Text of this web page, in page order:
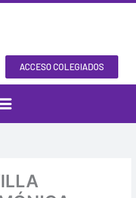
ACCESO COLEGIADOS